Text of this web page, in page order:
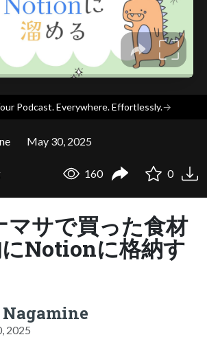
Podcast. Everywhere. Effortlessly.→
May 30, 2025
160 0
マサで買った食材
Notionに格納す
2025